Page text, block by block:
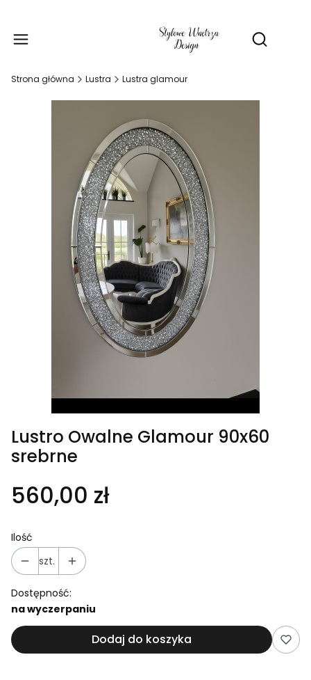
Otwórz
Strona główna Lustra Lustra glamour
Lustro Owalne Glamour 90x60
srebrne
Cena
560,00 zł
Ilość
szt.
Dostępność:
na wyczerpaniu
Dodaj do koszyka